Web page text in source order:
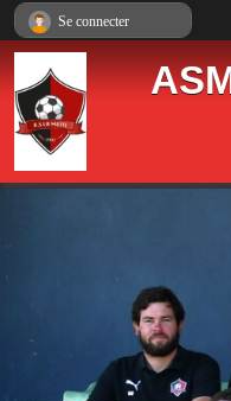
Se connecter
Panneau de gestion des